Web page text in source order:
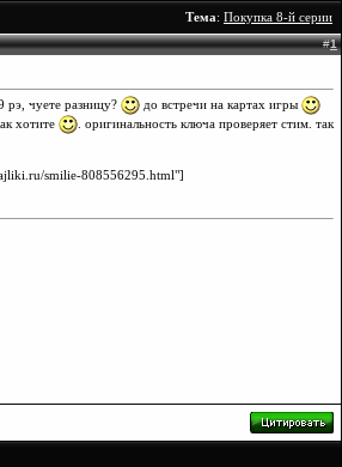
Тема: Покупка 8-й серии
#1
рэ, чуете разницу?
до встречи на картах игры
хотите
. оригинальность ключа проверяет стим. так
smilie-808556295.html"]